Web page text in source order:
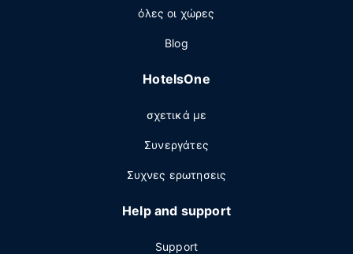
όλες οι χώρες
Blog
HotelsOne
σχετικά με
Συνεργάτες
Συχνες ερωτησεις
Help and support
Support